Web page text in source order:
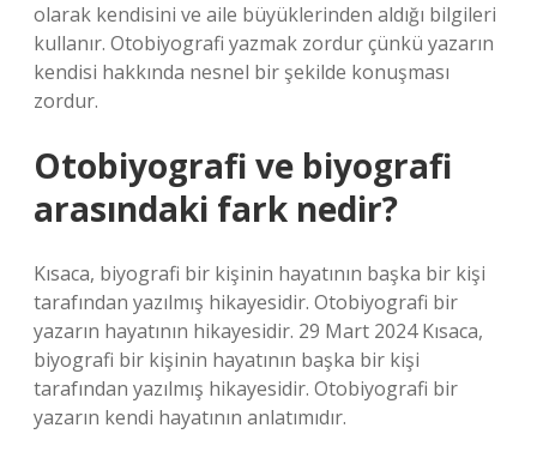
olarak kendisini ve aile büyüklerinden aldığı bilgileri
kullanır. Otobiyografi yazmak zordur çünkü yazarın
kendisi hakkında nesnel bir şekilde konuşması
zordur.
Otobiyografi ve biyografi
arasındaki fark nedir?
Kısaca, biyografi bir kişinin hayatının başka bir kişi
tarafından yazılmış hikayesidir. Otobiyografi bir
yazarın hayatının hikayesidir. 29 Mart 2024 Kısaca,
biyografi bir kişinin hayatının başka bir kişi
tarafından yazılmış hikayesidir. Otobiyografi bir
yazarın kendi hayatının anlatımıdır.